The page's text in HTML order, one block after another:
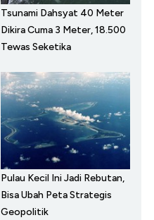
Tsunami Dahsyat 40 Meter
Dikira Cuma 3 Meter, 18.500
Tewas Seketika
Pulau Kecil Ini Jadi Rebutan,
Bisa Ubah Peta Strategis
Geopolitik